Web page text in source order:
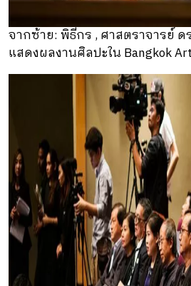
จากซ้าย: พิธีกร , ศาสตราจารย์
แสดงผลงานศิลปะใน Bangkok